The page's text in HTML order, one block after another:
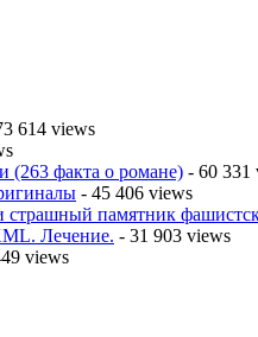
614 views
(263 факта о романе) - 60 331
- 45 406 views
страшный памятник
Лечение. - 31 903 views
views